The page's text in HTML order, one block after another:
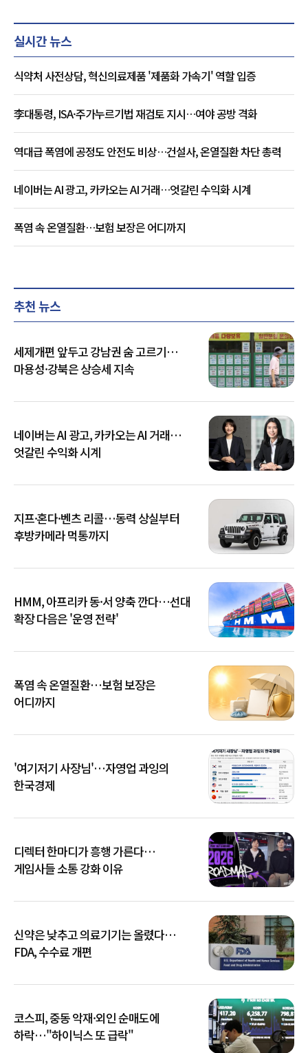
실시간 뉴스
식약처 사전상담, 혁신의료제품 '제품화 가속기' 역할 입증
李대통령, ISA·주가누르기법 재검토 지시…여야 공방 격화
역대급 폭염에 공정도 안전도 비상…건설사, 온열질환 차단 총력
네이버는 AI 광고, 카카오는 AI 거래…엇갈린 수익화 시계
폭염 속 온열질환…보험 보장은 어디까지
추천 뉴스
세제개편 앞두고 강남권 숨 고르기…
마용성·강북은 상승세 지속
네이버는 AI 광고, 카카오는 AI 거래…
엇갈린 수익화 시계
지프·혼다·벤츠 리콜…동력 상실부터
후방카메라 먹통까지
HMM, 아프리카 동·서 양축 깐다…선대
확장 다음은 '운영 전략'
폭염 속 온열질환…보험 보장은
어디까지
'여기저기 사장님'…자영업 과잉의
한국경제
디렉터 한마디가 흥행 가른다…
게임사들 소통 강화 이유
신약은 낮추고 의료기기는 올렸다…
FDA, 수수료 개편
코스피, 중동 악재·외인 순매도에
하락…"하이닉스 또 급락"